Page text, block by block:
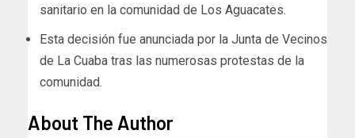
sanitario en la comunidad de Los Aguacates.
Esta decisión fue anunciada por la Junta de Vecinos
de La Cuaba tras las numerosas protestas de la
comunidad.
About The Author